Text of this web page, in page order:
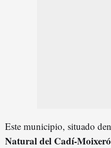
Este municipio, situado
Natural del Cadí-Moixeró